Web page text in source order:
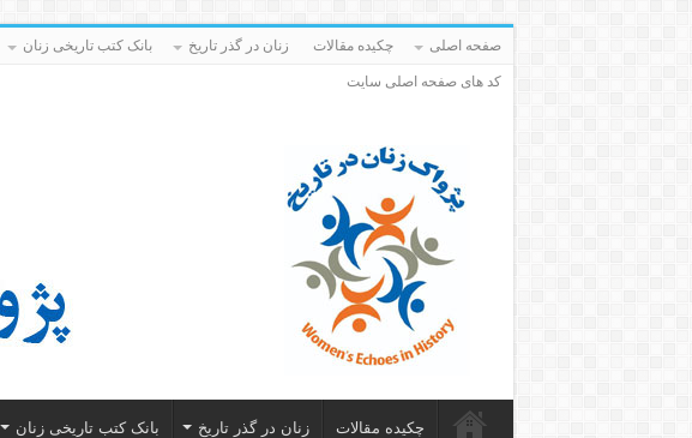
صفحه اصلی چکیده مقالات زنان در گذر تاریخ بانک کتب تاریخی زنان
کد های صفحه اصلی سایت
چکیده مقالات زنان در گذر تاریخ بانک کتب تاریخی زنان